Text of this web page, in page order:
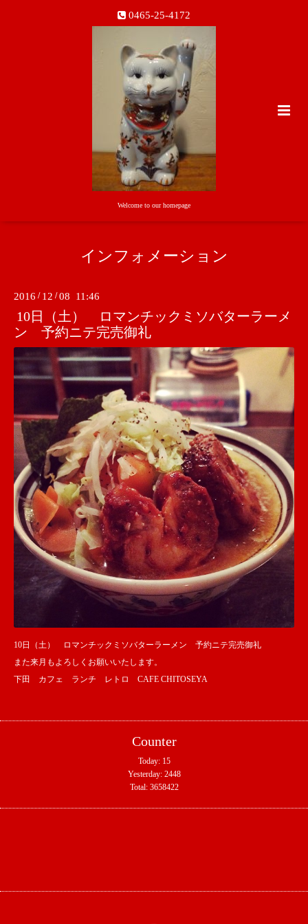
0465-25-4172
Welcome to our homepage
インフォメーション
2016 / 12 /08 11:46
10日（土） ロマンチックミソバターラーメ
ン 予約ニテ完売御礼
10日（土） ロマンチックミソバターラーメン 予約ニテ完売御礼
また来月もよろしくお願いいたします。
下田 カフェ ランチ レトロ CAFE CHITOSEYA
Counter
Today: 15
Yesterday: 2448
Total: 3658422